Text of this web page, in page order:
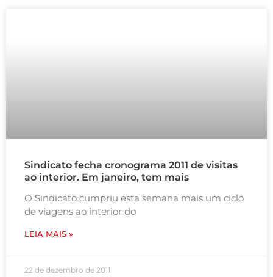
Sindicato fecha cronograma 2011 de visitas
ao interior. Em janeiro, tem mais
O Sindicato cumpriu esta semana mais um ciclo
de viagens ao interior do
LEIA MAIS »
22 de dezembro de 2011